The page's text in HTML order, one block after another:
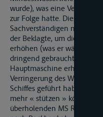
wurde), was eine
zur Folge hatte. Diese ist
Sachverständigen noch
der Beklagte, um die
erhöhen (was er während
dringend gebraucht habe),
Hauptmaschine erhöht hat,
Verringerung des
Schiffes geführt habe;
mehr « stützen » können,
überholenden MS R aus